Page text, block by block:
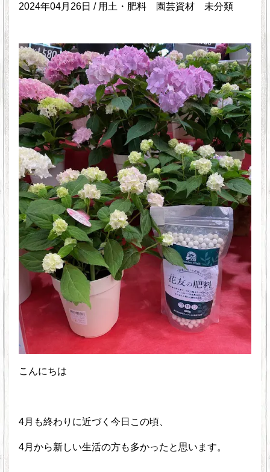
2024年04月26日 / 用土・肥料 園芸資材 未分類
こんにちは
4月も終わりに近づく今日この頃、
4月から新しい生活の方も多かったと思います。